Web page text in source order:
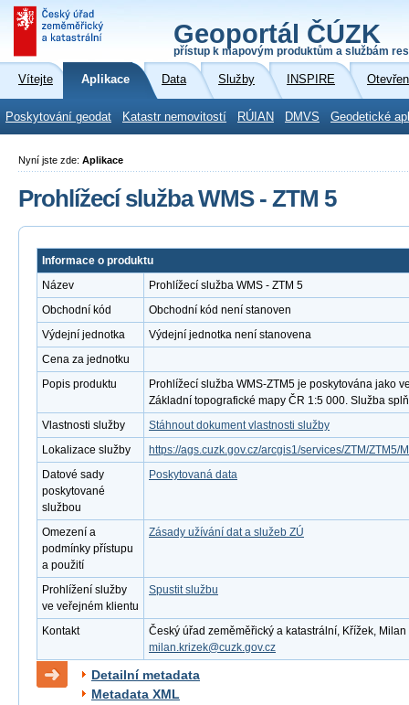
Geoportál ČÚZK
přístup k mapovým produktům a službám
Vítejte Aplikace Data Služby INSPIRE
Poskytování geodat Katastr nemovitostí RÚIAN DMVS Geodetické
Nyní jste zde: Aplikace
Prohlížecí služba WMS - ZTM 5
Informace o produktu
Název
Prohlížecí služba WMS - ZTM 5
Obchodní kód
Obchodní kód není stanoven
Výdejní jednotka
Výdejní jednotka není stanovena
Cena za jednotku
Popis produktu
Prohlížecí služba WMS-ZTM5 je poskytována jako
Základní topografické mapy ČR 1:5 000. Služba
Vlastnosti služby
Stáhnout dokument vlastnosti služby
Lokalizace služby
https://ags.cuzk.gov.cz/arcgis1/services/ZTM/ZTM5/
Datové sady
poskytované
službou
Poskytovaná data
Omezení a
podmínky přístupu
a použití
Zásady užívání dat a služeb ZÚ
Prohlížení služby
ve veřejném klientu
Spustit službu
Kontakt
Český úřad zeměměřický a katastrální, Křížek,
milan.krizek@cuzk.gov.cz
Detailní metadata
Metadata XML